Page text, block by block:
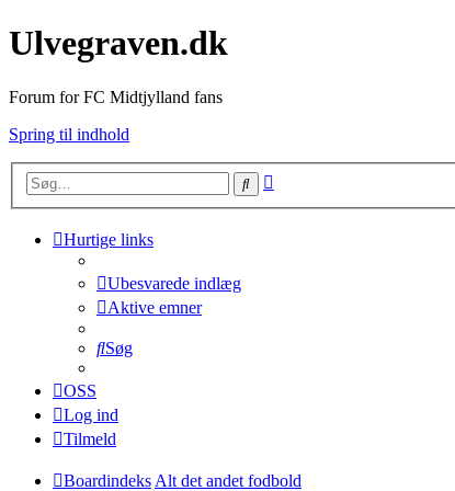
Ulvegraven.dk
Forum for FC Midtjylland fans
Spring til indhold
Søg
Hurtige links
Ubesvarede indlæg
Aktive emner
Søg
OSS
Log ind
Tilmeld
BoardindeksAlt det andet fodbold